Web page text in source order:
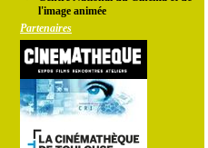
l'image animée
Partenaires